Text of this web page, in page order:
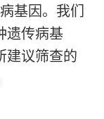
基因。我们
遗传病基
建议筛查的